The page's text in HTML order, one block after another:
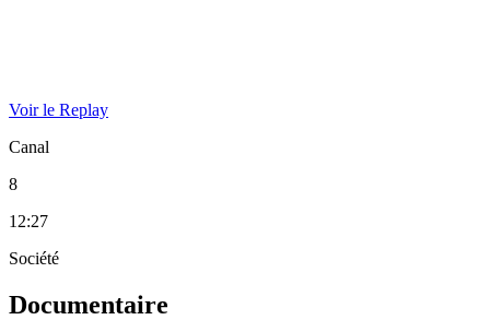
Voir le Replay
Canal
8
12:27
Société
Documentaire